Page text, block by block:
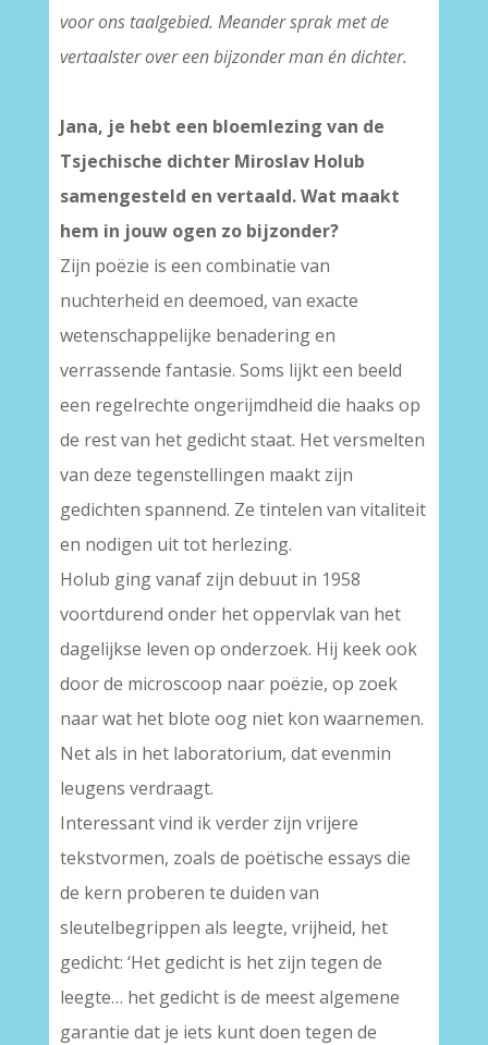
voor ons taalgebied. Meander sprak met de
vertaalster over een bijzonder man én dichter.
Jana, je hebt een bloemlezing van de
Tsjechische dichter Miroslav Holub
samengesteld en vertaald. Wat maakt
hem in jouw ogen zo bijzonder?
Zijn poëzie is een combinatie van
nuchterheid en deemoed, van exacte
wetenschappelijke benadering en
verrassende fantasie. Soms lijkt een beeld
een regelrechte ongerijmdheid die haaks op
de rest van het gedicht staat. Het versmelten
van deze tegenstellingen maakt zijn
gedichten spannend. Ze tintelen van vitaliteit
en nodigen uit tot herlezing.
Holub ging vanaf zijn debuut in 1958
voortdurend onder het oppervlak van het
dagelijkse leven op onderzoek. Hij keek ook
door de microscoop naar poëzie, op zoek
naar wat het blote oog niet kon waarnemen.
Net als in het laboratorium, dat evenmin
leugens verdraagt.
Interessant vind ik verder zijn vrijere
tekstvormen, zoals de poëtische essays die
de kern proberen te duiden van
sleutelbegrippen als leegte, vrijheid, het
gedicht: ‘Het gedicht is het zijn tegen de
leegte… het gedicht is de meest algemene
garantie dat je iets kunt doen tegen de